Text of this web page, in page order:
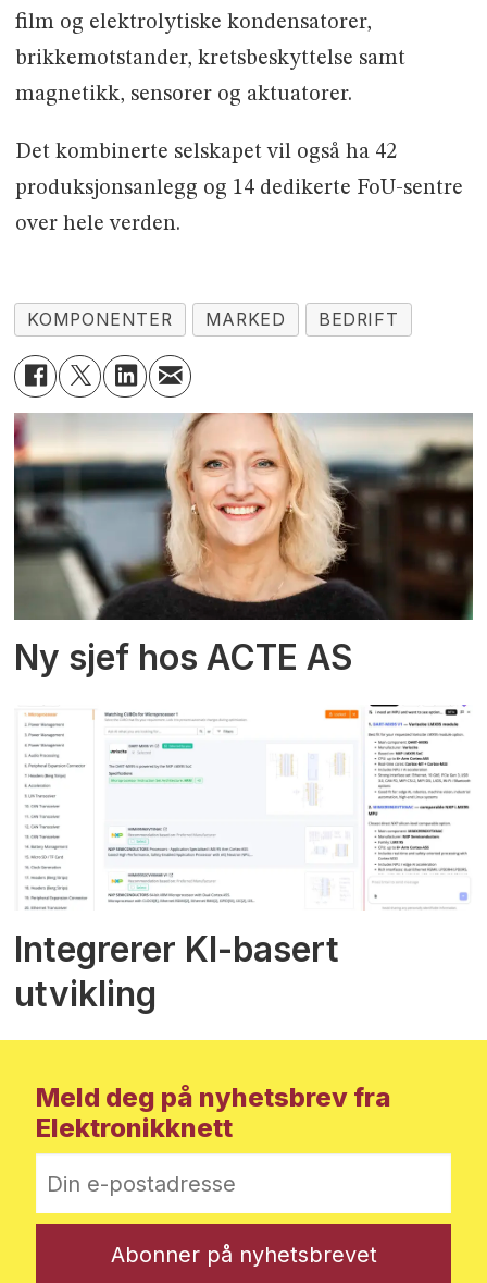
film og elektrolytiske kondensatorer,
brikkemotstander, kretsbeskyttelse samt
magnetikk, sensorer og aktuatorer.
Det kombinerte selskapet vil også ha 42
produksjonsanlegg og 14 dedikerte FoU-sentre
over hele verden.
KOMPONENTER MARKED BEDRIFT
Ny sjef hos ACTE AS
Integrerer KI-basert
utvikling
Meld deg på nyhetsbrev fra
Elektronikknett